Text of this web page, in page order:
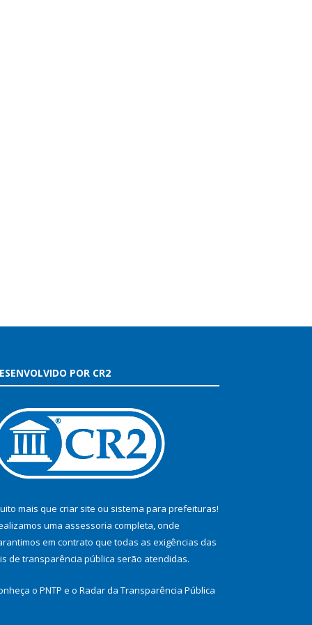
POR CR2
mais que criar site ou sistema para prefeituras!
uma assessoria completa, onde
em contrato que todas as exigências das
de transparência pública serão atendidas.
o PNTP e o Radar da Transparência Pública